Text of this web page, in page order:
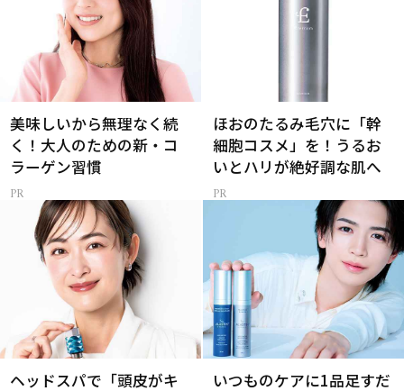
美味しいから無理なく続
く！大人のための新・コ
ラーゲン習慣
ほおのたるみ毛穴に「幹
細胞コスメ」を！うるお
いとハリが絶好調な肌へ
ヘッドスパで「頭皮がキ
いつものケアに1品足すだ